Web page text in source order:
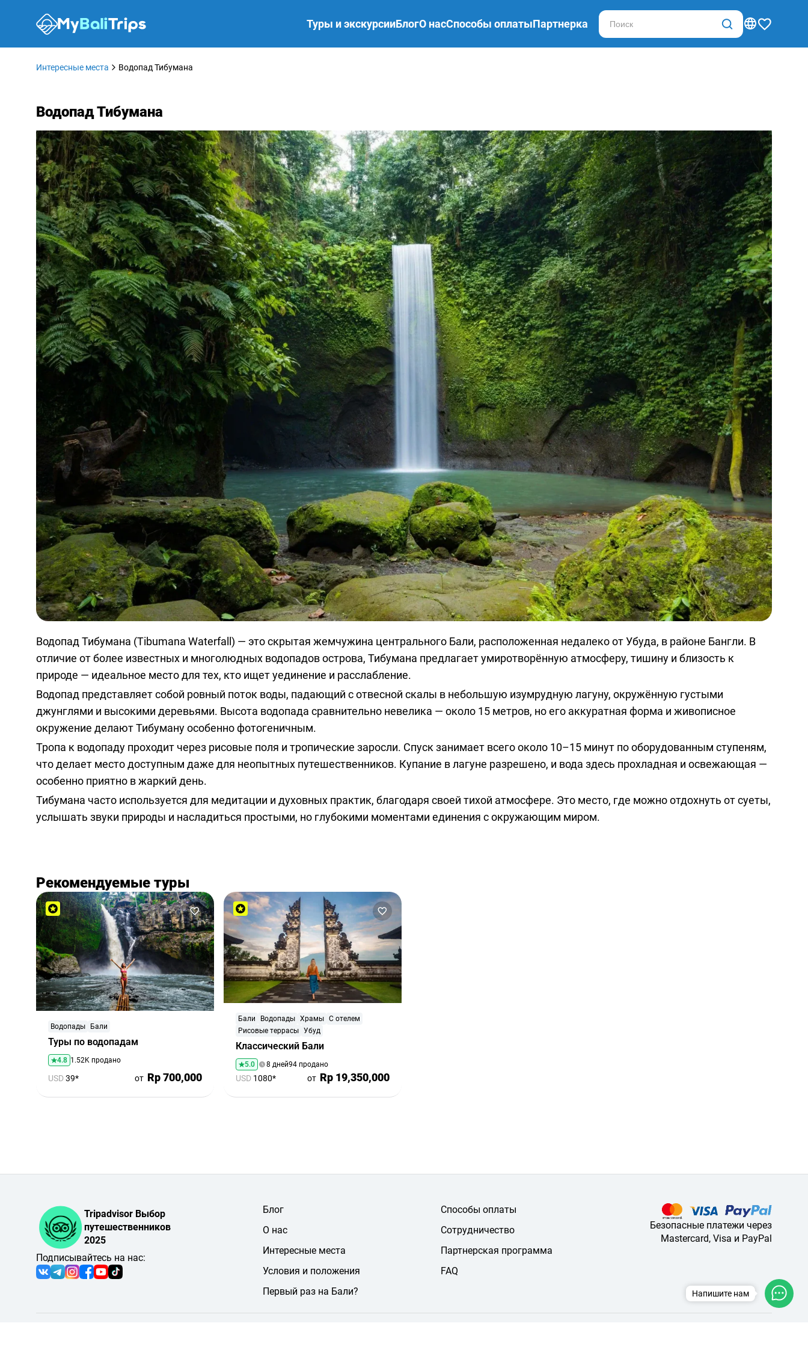
Туры и экскурсииБлогО насСпособы оплатыПартнерка
Интересные места Водопад Тибумана
Водопад Тибумана
Водопад Тибумана (Tibumana Waterfall) — это скрытая жемчужина центрального Бали, расположенная недалеко от Убуда, в районе Бангли. В
отличие от более известных и многолюдных водопадов острова, Тибумана предлагает умиротворённую атмосферу, тишину и близость к
природе — идеальное место для тех, кто ищет уединение и расслабление.
Водопад представляет собой ровный поток воды, падающий с отвесной скалы в небольшую изумрудную лагуну, окружённую густыми
джунглями и высокими деревьями. Высота водопада сравнительно невелика — около 15 метров, но его аккуратная форма и живописное
окружение делают Тибуману особенно фотогеничным.
Тропа к водопаду проходит через рисовые поля и тропические заросли. Спуск занимает всего около 10–15 минут по оборудованным ступеням,
что делает место доступным даже для неопытных путешественников. Купание в лагуне разрешено, и вода здесь прохладная и освежающая —
особенно приятно в жаркий день.
Тибумана часто используется для медитации и духовных практик, благодаря своей тихой атмосфере. Это место, где можно отдохнуть от суеты,
услышать звуки природы и насладиться простыми, но глубокими моментами единения с окружающим миром.
Рекомендуемые туры
Туры по водопадам
Водопады Бали
4.8 1.52K продано
USD39* от Rp 700,000
Классический Бали
Бали Водопады Храмы С отелем
Рисовые террасы Убуд
5.0 8 дней94 продано
USD 1080* от Rp 19,350,000
Tripadvisor Выбор
путешественников
2025
Подписывайтесь на нас:
Блог
Способы оплаты
О нас
Сотрудничество
Интересные места
Партнерская программа
Условия и положения
FAQ
Первый раз на Бали?
Безопасные платежи через
Mastercard, Visa и PayPal
Напишите нам